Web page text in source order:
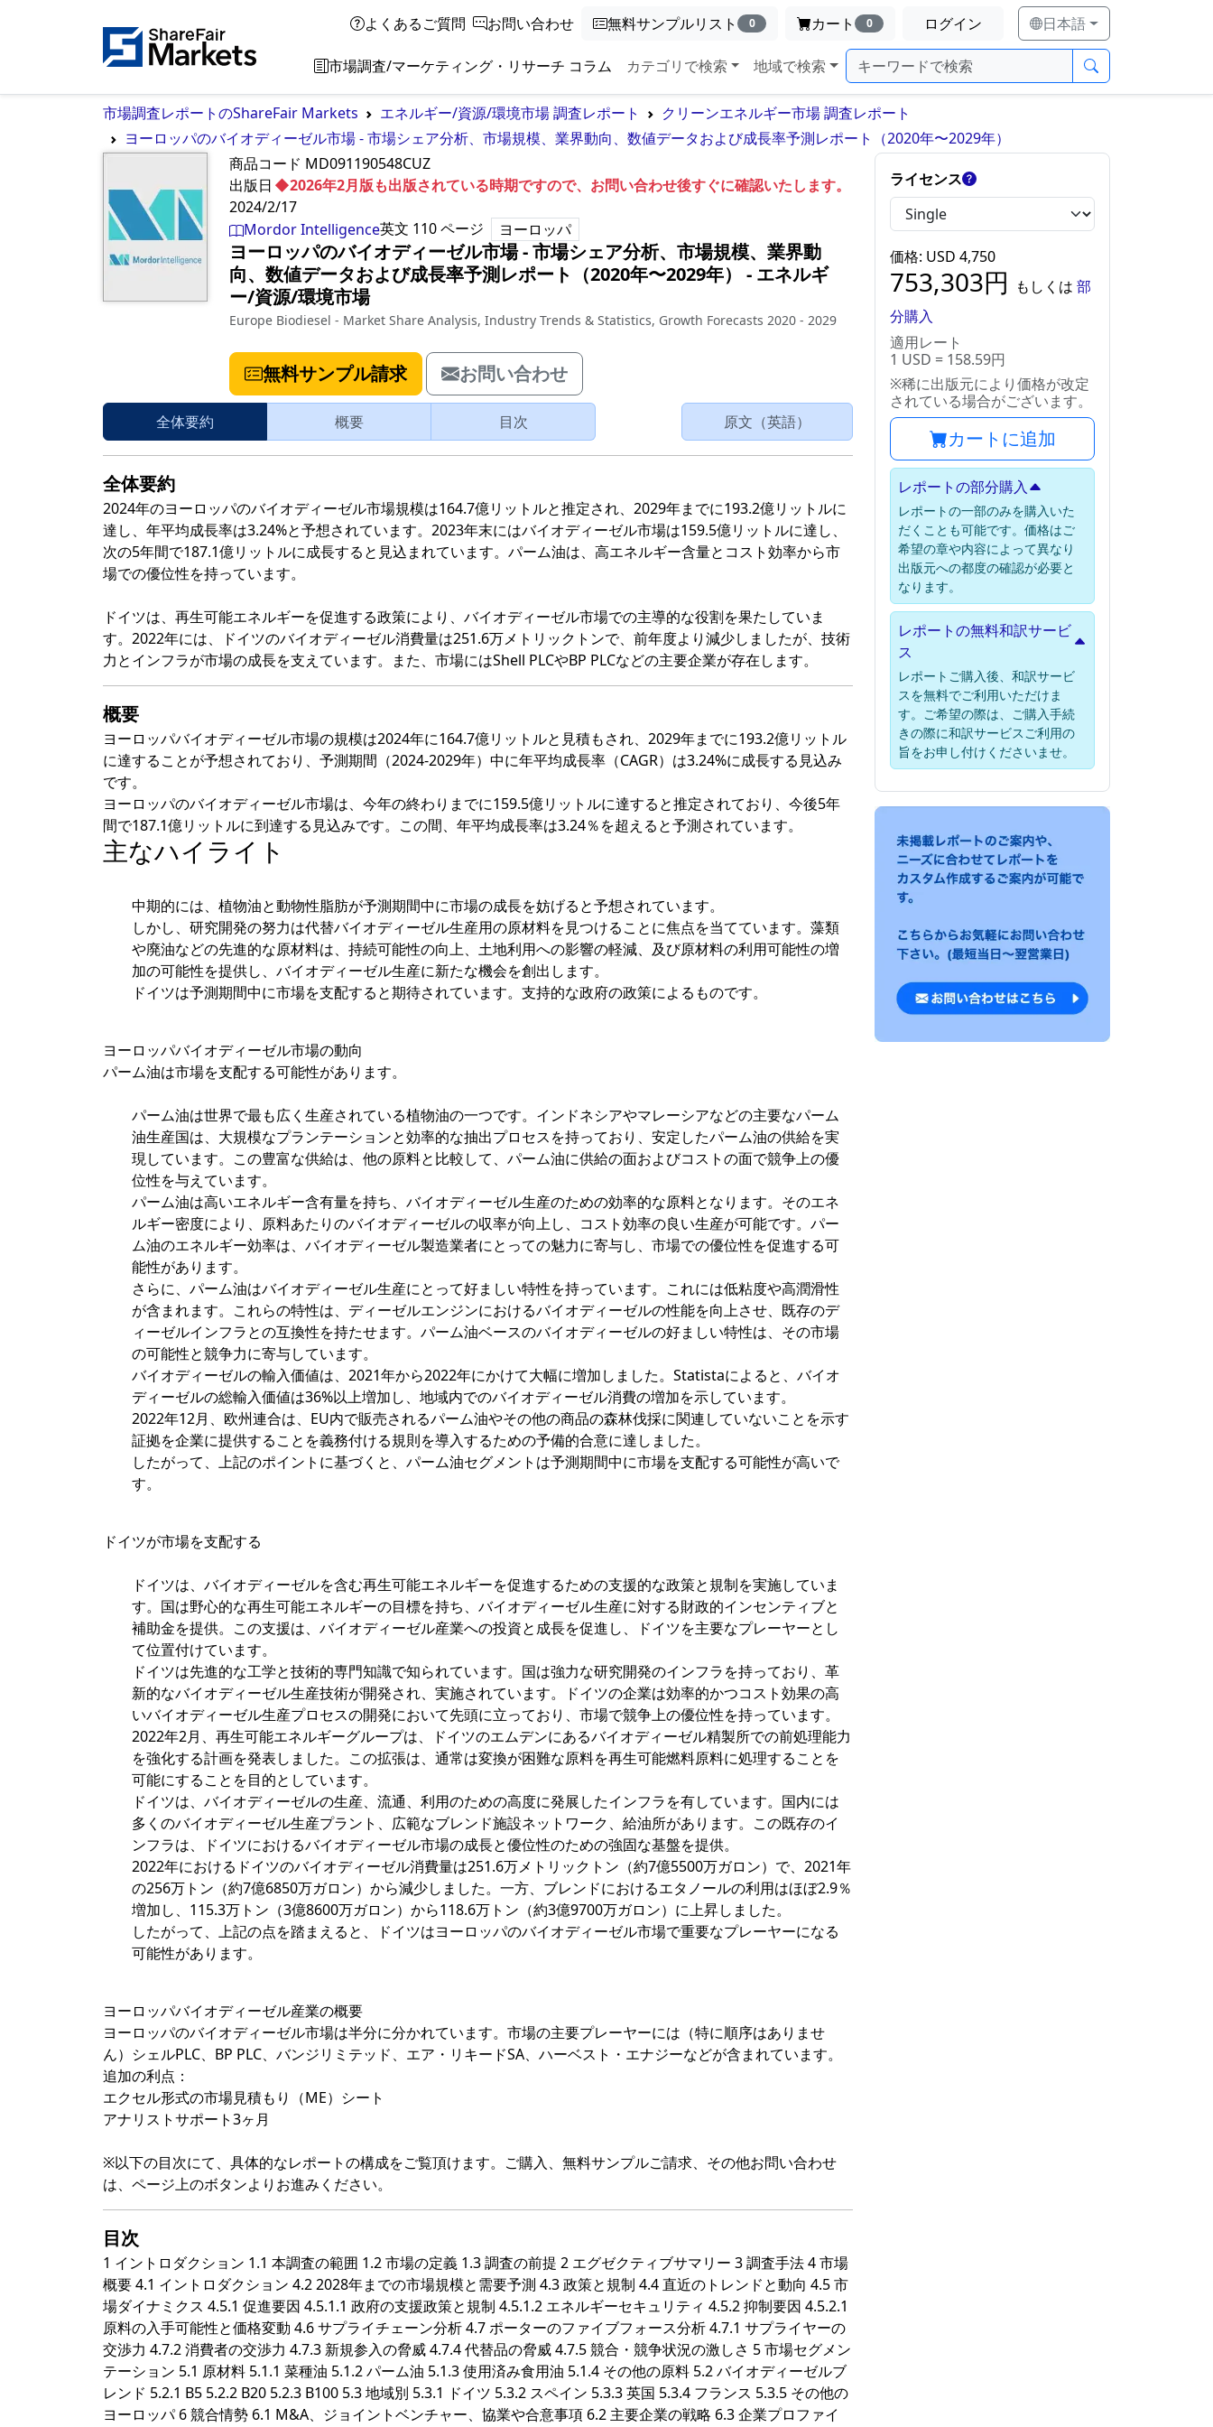
よくあるご質問 お問い合わせ 無料サンプルリスト 0 カート 0 ログイン 日本語
市場調査/マーケティング・リサーチ コラム カテゴリで検索 地域で検索
市場調査レポートのShareFair Markets エネルギー/資源/環境市場 調査レポート
クリーンエネルギー市場 調査レポート
ヨーロッパのバイオディーゼル市場 - 市場シェア分析、市場規模、業界動向、数値データおよび成長率予測レポート（2020年〜2029年）
商品コード MD091190548CUZ
◆2026年2月版も出版されている時期ですので、お問い合わせ後すぐに確認いたします。
出版日
2024/2/17
Mordor Intelligence英文 110ページ ヨーロッパ
ヨーロッパのバイオディーゼル市場 - 市場シェア分析、市場規模、業界動
向、数値データおよび成長率予測レポート（2020年〜2029年）
‐ エネルギ
ー/資源/環境市場
Europe Biodiesel - Market Share Analysis, Industry Trends & Statistics, Growth Forecasts 2020 - 2029
無料サンプル請求 お問い合わせ
全体要約 概要 目次 原文（英語）
全体要約
2024年のヨーロッパのバイオディーゼル市場規模は164.7億リットルと推定され、2029年までに193.2億リットルに
達し、年平均成長率は3.24%と予想されています。2023年末にはバイオディーゼル市場は159.5億リットルに達し、
次の5年間で187.1億リットルに成長すると見込まれています。パーム油は、高エネルギー含量とコスト効率から市
場での優位性を持っています。
ドイツは、再生可能エネルギーを促進する政策により、バイオディーゼル市場での主導的な役割を果たしていま
す。2022年には、ドイツのバイオディーゼル消費量は251.6万メトリックトンで、前年度より減少しましたが、技術
力とインフラが市場の成長を支えています。また、市場にはShell PLCやBP PLCなどの主要企業が存在します。
概要
ヨーロッパバイオディーゼル市場の規模は2024年に164.7億リットルと見積もされ、2029年までに193.2億リットル
に達することが予想されており、予測期間（2024-2029年）中に年平均成長率（CAGR）は3.24%に成長する見込み
です。
ヨーロッパのバイオディーゼル市場は、今年の終わりまでに159.5億リットルに達すると推定されており、今後5年
間で187.1億リットルに到達する見込みです。この間、年平均成長率は3.24％を超えると予測されています。
主なハイライト
中期的には、植物油と動物性脂肪が予測期間中に市場の成長を妨げると予想されています。
しかし、研究開発の努力は代替バイオディーゼル生産用の原材料を見つけることに焦点を当てています。藻類
や廃油などの先進的な原材料は、持続可能性の向上、土地利用への影響の軽減、及び原材料の利用可能性の増
加の可能性を提供し、バイオディーゼル生産に新たな機会を創出します。
ドイツは予測期間中に市場を支配すると期待されています。支持的な政府の政策によるものです。
ヨーロッパバイオディーゼル市場の動向
パーム油は市場を支配する可能性があります。
パーム油は世界で最も広く生産されている植物油の一つです。インドネシアやマレーシアなどの主要なパーム
油生産国は、大規模なプランテーションと効率的な抽出プロセスを持っており、安定したパーム油の供給を実
現しています。この豊富な供給は、他の原料と比較して、パーム油に供給の面およびコストの面で競争上の優
位性を与えています。
パーム油は高いエネルギー含有量を持ち、バイオディーゼル生産のための効率的な原料となります。そのエネ
ルギー密度により、原料あたりのバイオディーゼルの収率が向上し、コスト効率の良い生産が可能です。パー
ム油のエネルギー効率は、バイオディーゼル製造業者にとっての魅力に寄与し、市場での優位性を促進する可
能性があります。
さらに、パーム油はバイオディーゼル生産にとって好ましい特性を持っています。これには低粘度や高潤滑性
が含まれます。これらの特性は、ディーゼルエンジンにおけるバイオディーゼルの性能を向上させ、既存のデ
ィーゼルインフラとの互換性を持たせます。パーム油ベースのバイオディーゼルの好ましい特性は、その市場
の可能性と競争力に寄与しています。
バイオディーゼルの輸入価値は、2021年から2022年にかけて大幅に増加しました。Statistaによると、バイオ
ディーゼルの総輸入価値は36%以上増加し、地域内でのバイオディーゼル消費の増加を示しています。
2022年12月、欧州連合は、EU内で販売されるパーム油やその他の商品の森林伐採に関連していないことを示す
証拠を企業に提供することを義務付ける規則を導入するための予備的合意に達しました。
したがって、上記のポイントに基づくと、パーム油セグメントは予測期間中に市場を支配する可能性が高いで
す。
ドイツが市場を支配する
ドイツは、バイオディーゼルを含む再生可能エネルギーを促進するための支援的な政策と規制を実施していま
す。国は野心的な再生可能エネルギーの目標を持ち、バイオディーゼル生産に対する財政的インセンティブと
補助金を提供。この支援は、バイオディーゼル産業への投資と成長を促進し、ドイツを主要なプレーヤーとし
て位置付けています。
ドイツは先進的な工学と技術的専門知識で知られています。国は強力な研究開発のインフラを持っており、革
新的なバイオディーゼル生産技術が開発され、実施されています。ドイツの企業は効率的かつコスト効果の高
いバイオディーゼル生産プロセスの開発において先頭に立っており、市場で競争上の優位性を持っています。
2022年2月、再生可能エネルギーグループは、ドイツのエムデンにあるバイオディーゼル精製所での前処理能力
を強化する計画を発表しました。この拡張は、通常は変換が困難な原料を再生可能燃料原料に処理することを
可能にすることを目的としています。
ドイツは、バイオディーゼルの生産、流通、利用のための高度に発展したインフラを有しています。国内には
多くのバイオディーゼル生産プラント、広範なブレンド施設ネットワーク、給油所があります。この既存のイ
ンフラは、ドイツにおけるバイオディーゼル市場の成長と優位性のための強固な基盤を提供。
2022年におけるドイツのバイオディーゼル消費量は251.6万メトリックトン（約7億5500万ガロン）で、2021年
の256万トン（約7億6850万ガロン）から減少しました。一方、ブレンドにおけるエタノールの利用はほぼ2.9％
増加し、115.3万トン（3億8600万ガロン）から118.6万トン（約3億9700万ガロン）に上昇しました。
したがって、上記の点を踏まえると、ドイツはヨーロッパのバイオディーゼル市場で重要なプレーヤーになる
可能性があります。
ヨーロッパバイオディーゼル産業の概要
ヨーロッパのバイオディーゼル市場は半分に分かれています。市場の主要プレーヤーには（特に順序はありませ
ん）シェルPLC、BP PLC、バンジリミテッド、エア・リキードSA、ハーベスト・エナジーなどが含まれています。
追加の利点：
エクセル形式の市場見積もり（ME）シート
アナリストサポート3ヶ月
※以下の目次にて、具体的なレポートの構成をご覧頂けます。ご購入、無料サンプルご請求、その他お問い合わせ
は、ページ上のボタンよりお進みください。
目次
1 イントロダクション 1.1 本調査の範囲 1.2 市場の定義 1.3 調査の前提 2 エグゼクティブサマリー 3 調査手法 4 市場
概要 4.1 イントロダクション 4.2 2028年までの市場規模と需要予測 4.3 政策と規制 4.4 直近のトレンドと動向 4.5 市
場ダイナミクス 4.5.1 促進要因 4.5.1.1 政府の支援政策と規制 4.5.1.2 エネルギーセキュリティ 4.5.2 抑制要因 4.5.2.1
原料の入手可能性と価格変動 4.6 サプライチェーン分析 4.7 ポーターのファイブフォース分析 4.7.1 サプライヤーの
交渉力 4.7.2 消費者の交渉力 4.7.3 新規参入の脅威 4.7.4 代替品の脅威 4.7.5 競合・競争状況の激しさ 5 市場セグメン
テーション 5.1 原材料 5.1.1 菜種油 5.1.2 パーム油 5.1.3 使用済み食用油 5.1.4 その他の原料 5.2 バイオディーゼルブ
レンド 5.2.1 B5 5.2.2 B20 5.2.3 B100 5.3 地域別 5.3.1 ドイツ 5.3.2 スペイン 5.3.3 英国 5.3.4 フランス 5.3.5 その他の
ヨーロッパ 6 競合情勢 6.1 M&A、ジョイントベンチャー、協業や合意事項 6.2 主要企業の戦略 6.3 企業プロファイ
ライセンス
価格: USD 4,750
753,303円 もしくは 部
分購入
適用レート
1 USD = 158.59円
※稀に出版元により価格が改定
されている場合がございます。
カートに追加
レポートの部分購入
レポートの一部のみを購入いた
だくことも可能です。価格はご
希望の章や内容によって異なり
出版元への都度の確認が必要と
なります。
レポートの無料和訳サービ
ス
レポートご購入後、和訳サービ
スを無料でご利用いただけま
す。ご希望の際は、ご購入手続
きの際に和訳サービスご利用の
旨をお申し付けくださいませ。